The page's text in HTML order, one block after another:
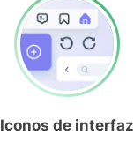
Iconos de interfaz